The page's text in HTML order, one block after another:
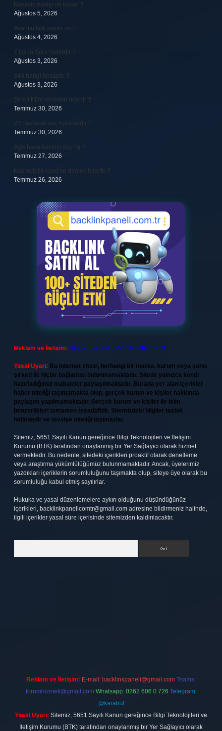
Kovacic maaşı ne kadar ?
Ağustos 5, 2026
Avantaj faul sayılır mı ?
Ağustos 4, 2026
7 Uzun Sure Nelerdir ?
Ağustos 3, 2026
340 hangi hesaptır ?
Ağustos 3, 2026
Şirket KDV nereden ödenir ?
Temmuz 30, 2026
23 baklavalı sac fiyatı nedir ?
Temmuz 30, 2026
Açık hava basıncı kaç hg ?
Temmuz 27, 2026
Kozmolojik kanıt ne demek felsefe ?
Temmuz 26, 2026
Reklam ve İletişim: Skype: live:.cid.575569c608265c69
Yasal Uyarı: Bu internet sitesi, herhangi bir marka, kurum veya şahıs
şirketi ile hiçbir bağlantısı bulunmamaktadır. Sitede yalnızca kendi
hazırladığımız makaleler paylaşılmaktadır. Burada yer alan içerikler
haber niteliği taşımamakta olup, gerçek kurum ve kişiler hakkında
paylaşım yapılmamaktadır. Gerçek kurum ve kişiler ile isim
benzerlikleri tamamen tesadüfidir. Sitemizdeki bilgiler taslak
halindedir ve tavsiye niteliği taşımazlar.
Sitemiz, 5651 Sayılı Kanun gereğince Bilgi Teknolojileri ve İletişim
Kurumu (BTK) tarafından onaylanmış bir Yer Sağlayıcı olarak hizmet
vermektedir. Bu nedenle, sitedeki içerikleri proaktif olarak denetleme
veya araştırma yükümlülüğümüz bulunmamaktadır. Ancak, üyelerimiz
yazdıkları içeriklerin sorumluluğunu taşımakta olup, siteye üye olarak bu
sorumluluğu kabul etmiş sayılırlar.
Hukuka ve yasal düzenlemelere aykırı olduğunu düşündüğünüz
içerikleri, backlinkpanelicomtr@gmail.com adresine bildirmeniz halinde,
ilgili içerikler yasal süre içerisinde sitemizden kaldırılacaktır.
Reklam ve İletişim: E-mail: backlinkpaneli@gmail.com Teams:
forumhizmeti@gmail.com Whatsapp: 0262 606 0 726 Telegram:
@karabul
Yasal Uyarı: Sitemiz, 5651 Sayılı Kanun gereğince Bilgi Teknolojileri ve
İletişim Kurumu (BTK) tarafından onaylanmış bir Yer Sağlayıcı olarak